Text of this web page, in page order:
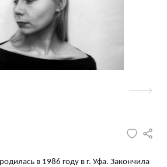
в 1986 году в г. Уфа. Закончила